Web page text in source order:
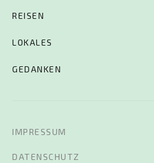
REISEN
LOKALES
GEDANKEN
IMPRESSUM
DATENSCHUTZ